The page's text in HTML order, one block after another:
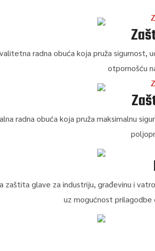
radna obuća koja pruža
otpornošću
radna obuća koja pruža maksimalnu
zaštita glave za industriju, građevinu i
uz mogućnost